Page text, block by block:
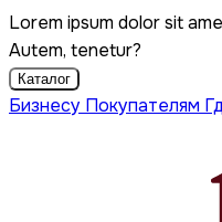
Lorem ipsum dolor sit
Autem, tenetur?
Каталог
Бизнесу Покупателям